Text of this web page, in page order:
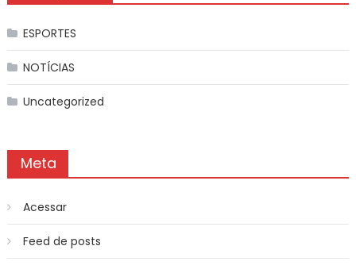
ESPORTES
NOTÍCIAS
Uncategorized
Meta
Acessar
Feed de posts